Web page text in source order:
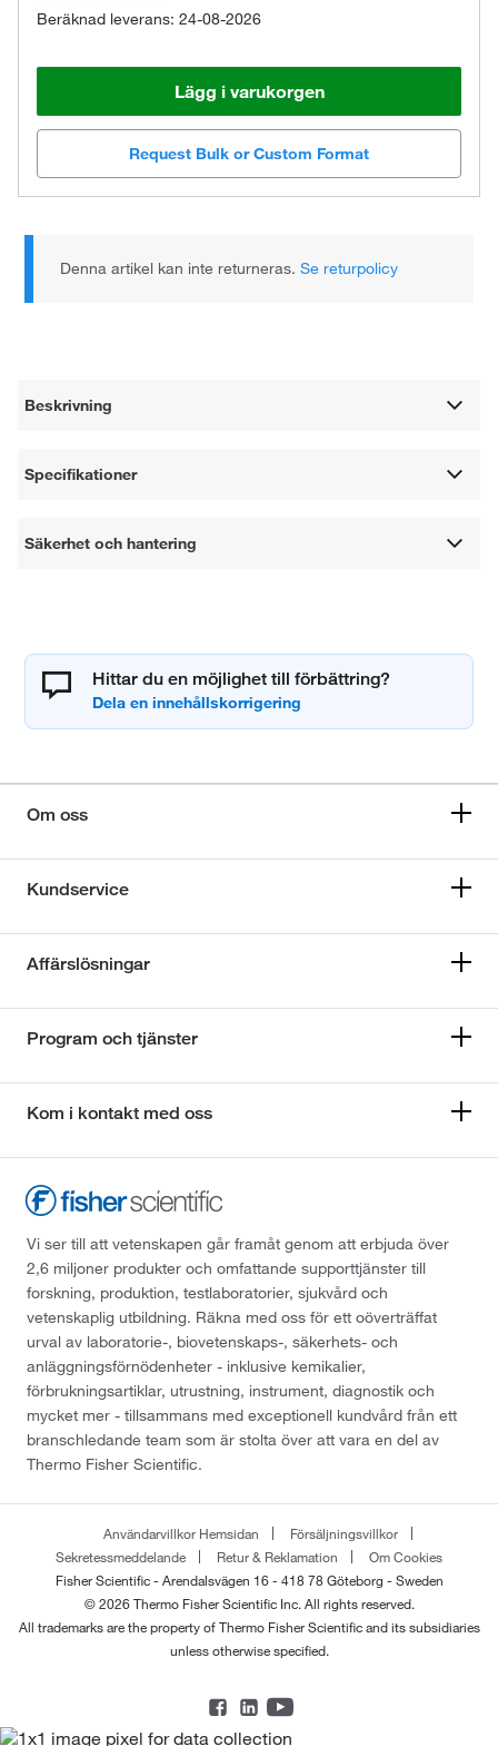
Beräknad leverans: 24-08-2026
Lägg i varukorgen
Request Bulk or Custom Format
Denna artikel kan inte returneras.Se returpolicy
Beskrivning
Specifikationer
Säkerhet och hantering
Hittar du en möjlighet till förbättring?
Om oss
Kundservice
Affärslösningar
Program och tjänster
Kom i kontakt med oss
Vi ser till att vetenskapen går framåt genom att erbjuda över
2,6 miljoner produkter och omfattande supporttjänster till
forskning, produktion, testlaboratorier, sjukvård och
vetenskaplig utbildning. Räkna med oss för ett oöverträffat
urval av laboratorie-, biovetenskaps-, säkerhets- och
anläggningsförnödenheter - inklusive kemikalier,
förbrukningsartiklar, utrustning, instrument, diagnostik och
mycket mer - tillsammans med exceptionell kundvård från ett
branschledande team som är stolta över att vara en del av
Thermo Fisher Scientific.
Användarvillkor Hemsidan
Försäljningsvillkor
Sekretessmeddelande
Retur & Reklamation
Om Cookies
Fisher Scientific - Arendalsvägen 16 - 418 78 Göteborg - Sweden
© 2026 Thermo Fisher Scientific Inc. All rights reserved.
All trademarks are the property of Thermo Fisher Scientific and its subsidiaries
unless otherwise specified.